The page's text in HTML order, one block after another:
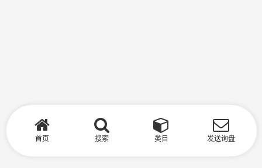
首页 搜索 类目 发送询盘